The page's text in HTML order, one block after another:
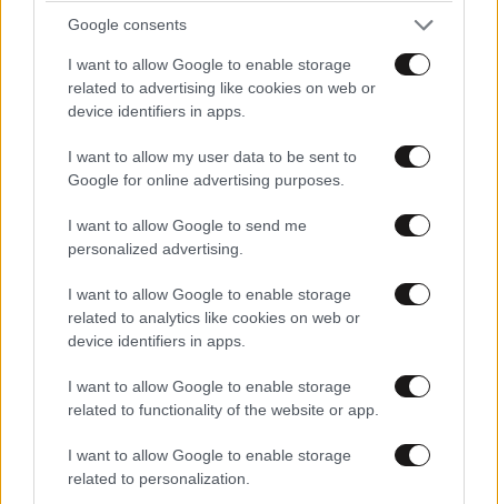
Google consents
I want to allow Google to enable storage
related to advertising like cookies on web or
device identifiers in apps.
I want to allow my user data to be sent to
Google for online advertising purposes.
I want to allow Google to send me
personalized advertising.
I want to allow Google to enable storage
related to analytics like cookies on web or
device identifiers in apps.
I want to allow Google to enable storage
related to functionality of the website or app.
I want to allow Google to enable storage
related to personalization.
Αφγανό κατηγορούμενο για τη δολοφονία της
Ελίζαμπεθ Ρος: «Είμαστε συντετριμμένοι – Δεν
έδειξε ποτέ ότι ήταν ικανός για κάτι τέτοιο»